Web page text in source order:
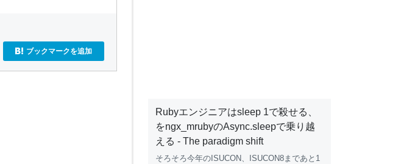
ブックマークを追加
Rubyエンジニアはsleep 1で殺せる、
をngx_mrubyのAsync.sleepで乗り越
える - The paradigm shift
そろそろ今年のISUCON、ISUCON8まであと1